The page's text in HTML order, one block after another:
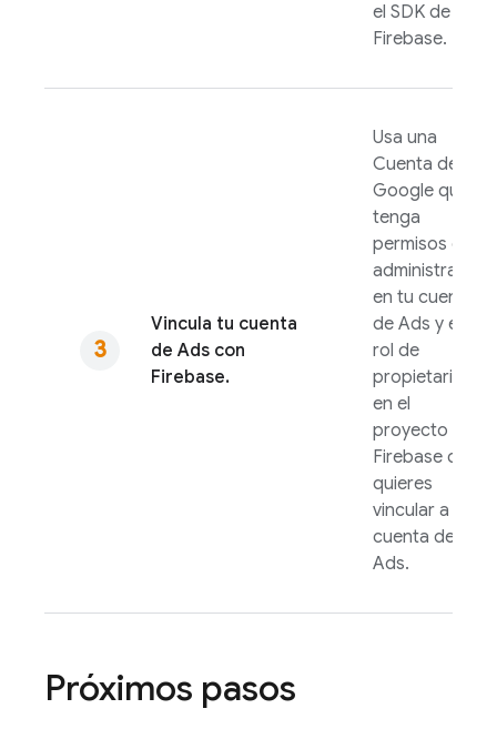
el SDK de
Firebase.
Vincula tu cuenta
de Ads con
Firebase.
Usa una
Cuenta de
Google que
tenga
permisos de
administrador
en tu cuenta
de Ads y el
rol de
propietario
en el
proyecto de
Firebase que
quieres
vincular a tu
cuenta de
Ads.
Próximos pasos